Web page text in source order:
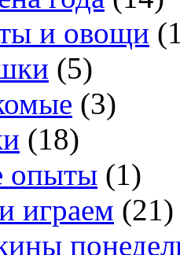
и овощи
(5)
(3)
(18)
опыты (1)
играем (21)